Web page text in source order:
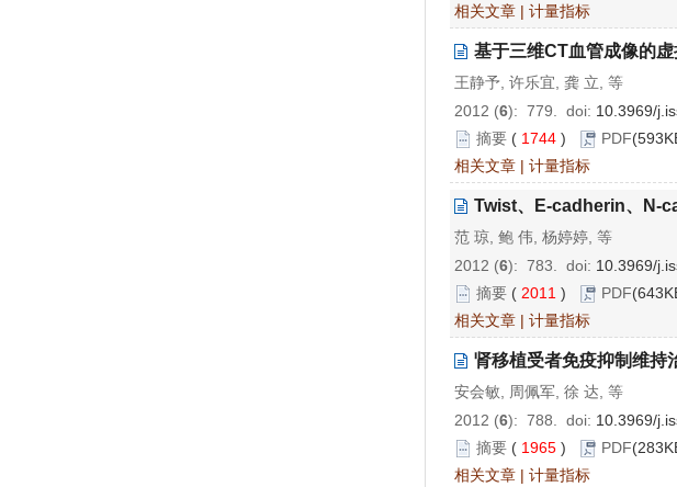
相关文章 | 计量指标
基于三维CT血管成像的
王静予, 许乐宜, 龚 立, 等
2012 (6): 779. doi: 10.3969/
摘要 ( 1744 ) PDF
相关文章 | 计量指标
Twist、E-cadherin、N-
范 琼, 鲍 伟, 杨婷婷, 等
2012 (6): 783. doi: 10.3969/
摘要 ( 2011 ) PDF
相关文章 | 计量指标
肾移植受者免疫抑制维持
安会敏, 周佩军, 徐 达, 等
2012 (6): 788. doi: 10.3969/
摘要 ( 1965 ) PDF
相关文章 | 计量指标